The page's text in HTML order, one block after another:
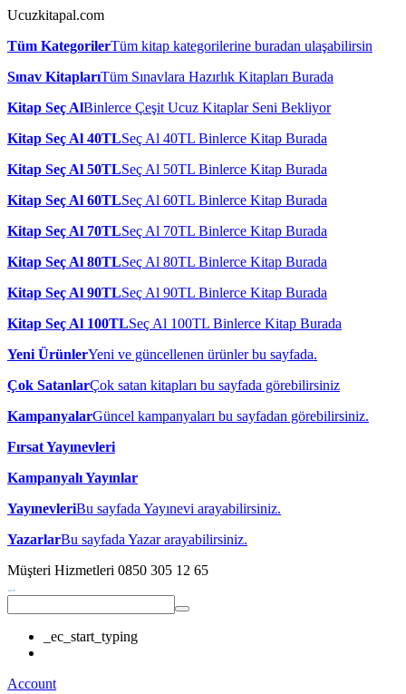
Ucuzkitapal.com
Tüm KategorilerTüm kitap kategorilerine buradan ulaşabilirsin
Sınav KitaplarıTüm Sınavlara Hazırlık Kitapları Burada
Kitap Seç AlBinlerce Çeşit Ucuz Kitaplar Seni Bekliyor
Kitap Seç Al 40TLSeç Al 40TL Binlerce Kitap Burada
Kitap Seç Al 50TLSeç Al 50TL Binlerce Kitap Burada
Kitap Seç Al 60TLSeç Al 60TL Binlerce Kitap Burada
Kitap Seç Al 70TLSeç Al 70TL Binlerce Kitap Burada
Kitap Seç Al 80TLSeç Al 80TL Binlerce Kitap Burada
Kitap Seç Al 90TLSeç Al 90TL Binlerce Kitap Burada
Kitap Seç Al 100TLSeç Al 100TL Binlerce Kitap Burada
Yeni ÜrünlerYeni ve güncellenen ürünler bu sayfada.
Çok SatanlarÇok satan kitapları bu sayfada görebilirsiniz
KampanyalarGüncel kampanyaları bu sayfadan görebilirsiniz.
Fırsat Yayınevleri
Kampanyalı Yayınlar
YayınevleriBu sayfada Yayınevi arayabilirsiniz.
YazarlarBu sayfada Yazar arayabilirsiniz.
Müşteri Hizmetleri 0850 305 12 65
_ec_start_typing
Account